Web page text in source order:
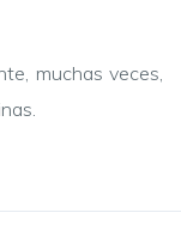
muchas veces,